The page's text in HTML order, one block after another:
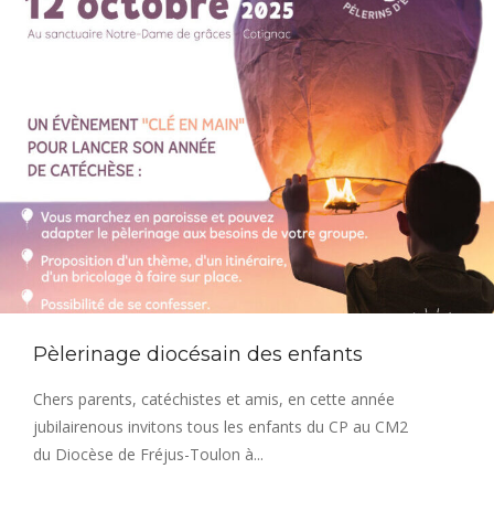
Pèlerinage diocésain des enfants
Chers parents, catéchistes et amis, en cette année
jubilairenous invitons tous les enfants du CP au CM2
du Diocèse de Fréjus-Toulon à...